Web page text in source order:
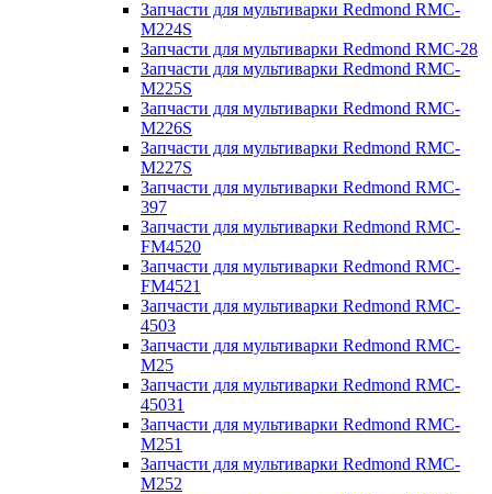
Запчасти для мультиварки Redmond RMC-
M224S
Запчасти для мультиварки Redmond RMC-28
Запчасти для мультиварки Redmond RMC-
M225S
Запчасти для мультиварки Redmond RMC-
M226S
Запчасти для мультиварки Redmond RMC-
M227S
Запчасти для мультиварки Redmond RMC-
397
Запчасти для мультиварки Redmond RMC-
FM4520
Запчасти для мультиварки Redmond RMC-
FM4521
Запчасти для мультиварки Redmond RMC-
4503
Запчасти для мультиварки Redmond RMC-
M25
Запчасти для мультиварки Redmond RMC-
45031
Запчасти для мультиварки Redmond RMC-
M251
Запчасти для мультиварки Redmond RMC-
M252